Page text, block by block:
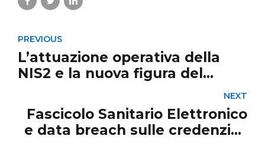
PREVIOUS
L’attuazione operativa della
NIS2 e la nuova figura del
NEXT
Fascicolo Sanitario Elettronico
e data breach sulle credenziali